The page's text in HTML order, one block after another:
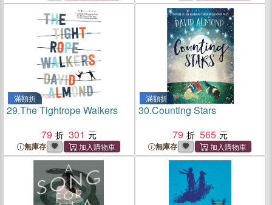
滿額折
29.The Tightrope Walkers
79
301
無庫存
滿額折
30.Counting Stars
79
565
無庫存